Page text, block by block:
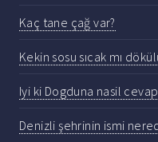
Kaç tane çağ var?
Kekin sosu sıcak mı
Iyi ki Dogduna nasil
Denizli şehrinin ismi